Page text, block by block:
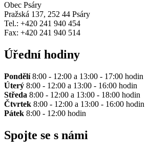
Obec Psáry
Pražská 137, 252 44 Psáry
Tel.: +420 241 940 454
Fax: +420 241 940 514
Úřední hodiny
Pondělí8:00 - 12:00 a 13:00 - 17:00 hodin
Úterý 8:00 - 12:00 a 13:00 - 16:00 hodin
Středa 8:00 - 12:00 a 13:00 - 18:00 hodin
Čtvrtek 8:00 - 12:00 a 13:00 - 16:00 hodin
Pátek 8:00 - 12:00 hodin
Spojte se s námi